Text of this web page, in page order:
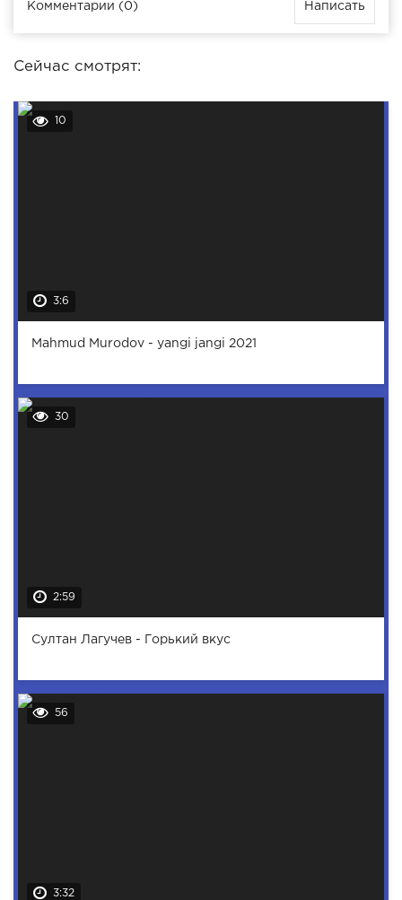
Комментарии (0) Написать
Сейчас смотрят:
10
3:6
Mahmud Murodov - yangi jangi 2021
30
2:59
Султан Лагучев - Горький вкус
56
3:32